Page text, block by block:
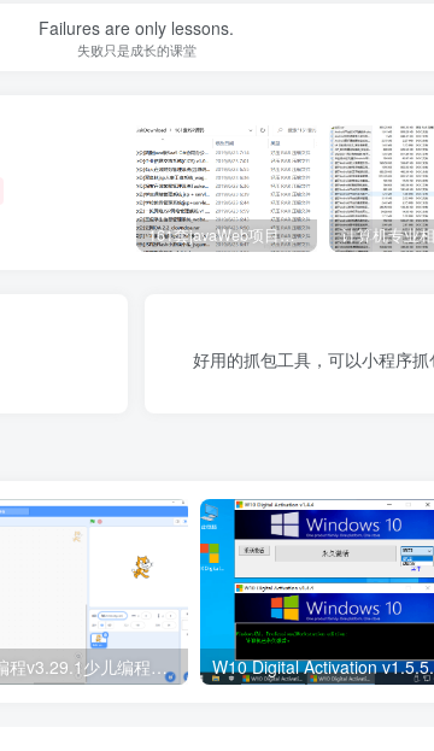
Failures are only lessons.
失败只是成长的课堂
161套javaWeb项目源码免费分享
好用的抓包工具，可以小程序
Scratch编程v3.29.1少儿编程工具